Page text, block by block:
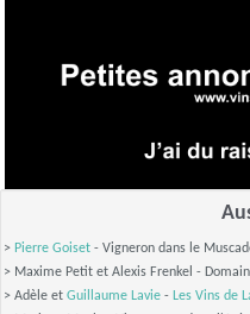
> Pierre Goiset - Vigneron dans le
> Maxime Petit et Alexis Frenkel -
> Adèle et Guillaume Lavie - Les Vins de